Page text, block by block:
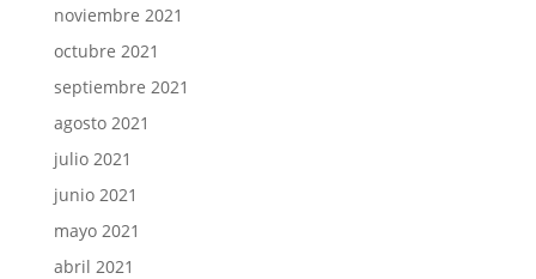
noviembre 2021
octubre 2021
septiembre 2021
agosto 2021
julio 2021
junio 2021
mayo 2021
abril 2021